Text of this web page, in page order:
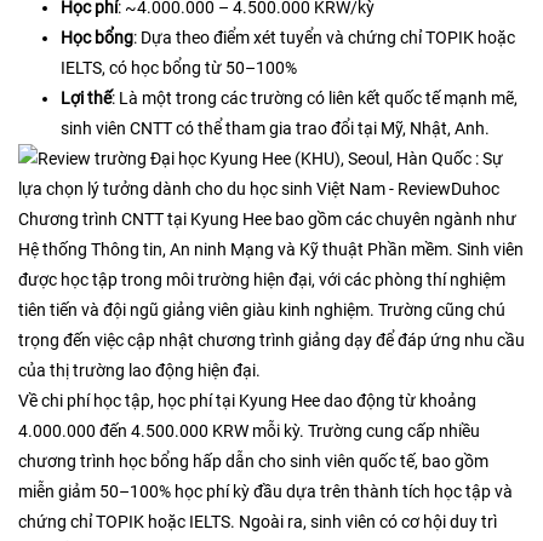
Học phí: ~4.000.000 – 4.500.000 KRW/kỳ
Học bổng: Dựa theo điểm xét tuyển và chứng chỉ TOPIK hoặc
IELTS, có học bổng từ 50–100%
Lợi thế: Là một trong các trường có liên kết quốc tế mạnh mẽ,
sinh viên CNTT có thể tham gia trao đổi tại Mỹ, Nhật, Anh.
Chương trình CNTT tại Kyung Hee bao gồm các chuyên ngành như
Hệ thống Thông tin, An ninh Mạng và Kỹ thuật Phần mềm. Sinh viên
được học tập trong môi trường hiện đại, với các phòng thí nghiệm
tiên tiến và đội ngũ giảng viên giàu kinh nghiệm. Trường cũng chú
trọng đến việc cập nhật chương trình giảng dạy để đáp ứng nhu cầu
của thị trường lao động hiện đại.​
Về chi phí học tập, học phí tại Kyung Hee dao động từ khoảng
4.000.000 đến 4.500.000 KRW mỗi kỳ. Trường cung cấp nhiều
chương trình học bổng hấp dẫn cho sinh viên quốc tế, bao gồm
miễn giảm 50–100% học phí kỳ đầu dựa trên thành tích học tập và
chứng chỉ TOPIK hoặc IELTS. Ngoài ra, sinh viên có cơ hội duy trì